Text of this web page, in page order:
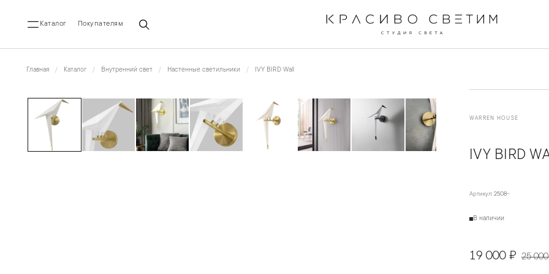
Каталог Покупателям
Главная Каталог Внутренний свет Настенные светильники IVY BIRD Wall
WARREN HOUSE
IVY BIRD
Артикул: 2508-
В наличии
19 000 ₽ 25